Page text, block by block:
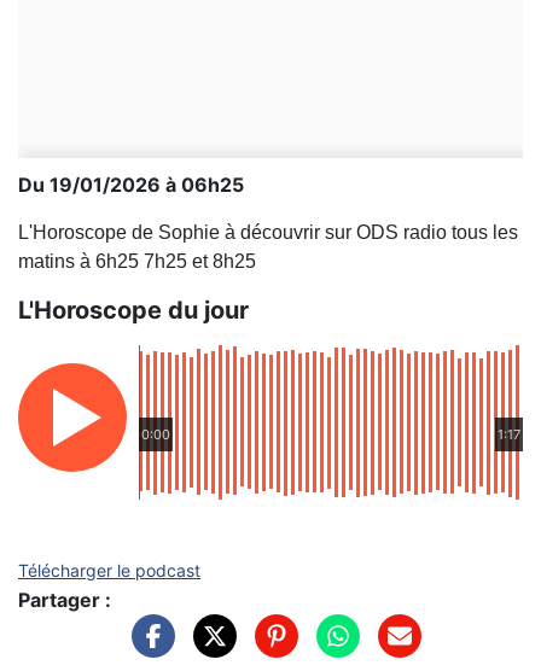
Du 19/01/2026 à 06h25
L'Horoscope de Sophie à découvrir sur ODS radio tous les
matins à 6h25 7h25 et 8h25
L'Horoscope du jour
0:00 1:17
Télécharger le podcast
Partager :